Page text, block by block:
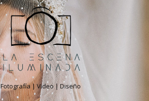
Fotografía | Video | Diseño